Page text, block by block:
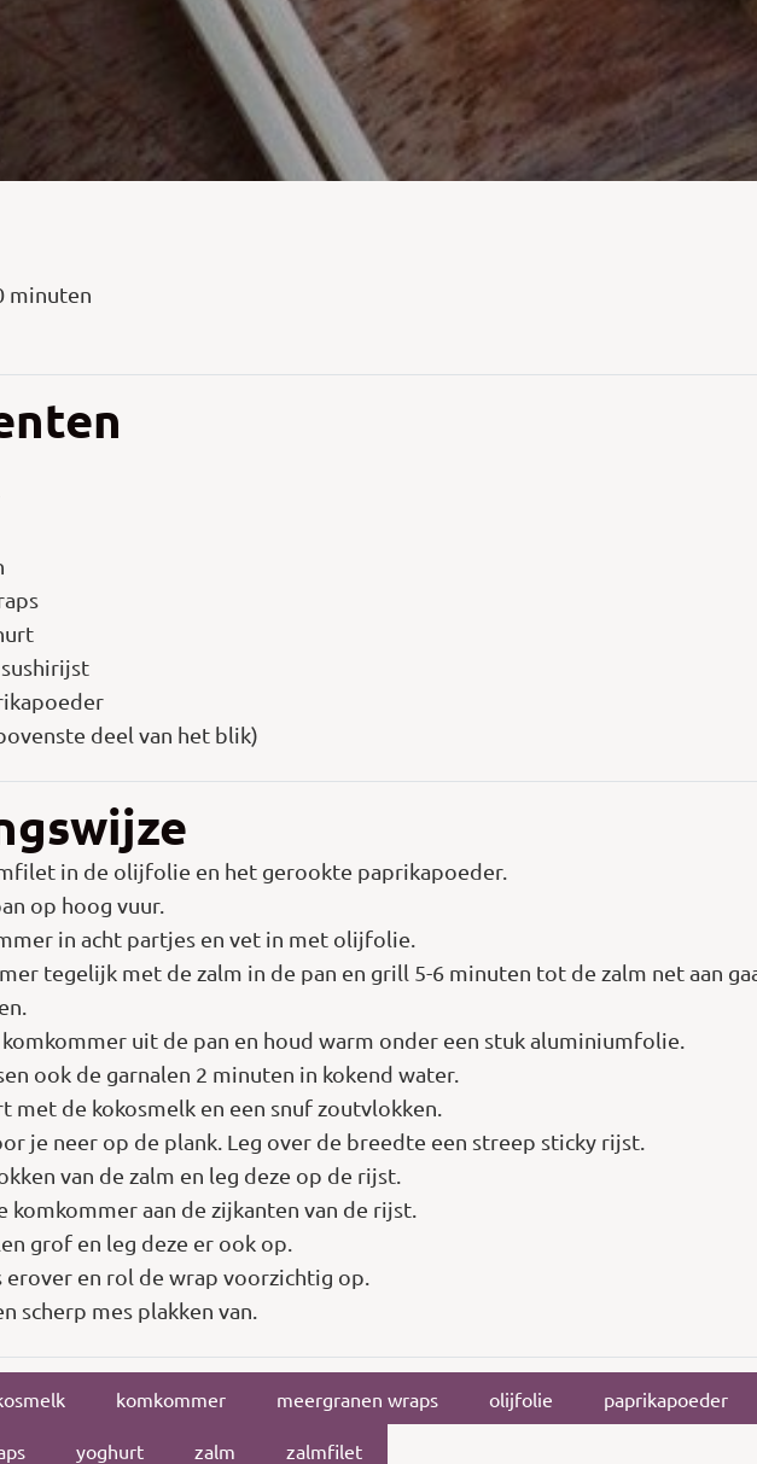
minuten
deel van het blik)
in de olijfolie en het gerookte paprikapoeder.
op hoog vuur.
in acht partjes en vet in met olijfolie.
tegelijk met de zalm in de pan en grill 5-6 minuten tot de zalm net aan
komkommer uit de pan en houd warm onder een stuk aluminiumfolie.
ook de garnalen 2 minuten in kokend water.
met de kokosmelk en een snuf zoutvlokken.
je neer op de plank. Leg over de breedte een streep sticky rijst.
van de zalm en leg deze op de rijst.
komkommer aan de zijkanten van de rijst.
grof en leg deze er ook op.
erover en rol de wrap voorzichtig op.
scherp mes plakken van.
komkommer meergranen wraps olijfolie paprikapoeder
yoghurt zalm zalmfilet